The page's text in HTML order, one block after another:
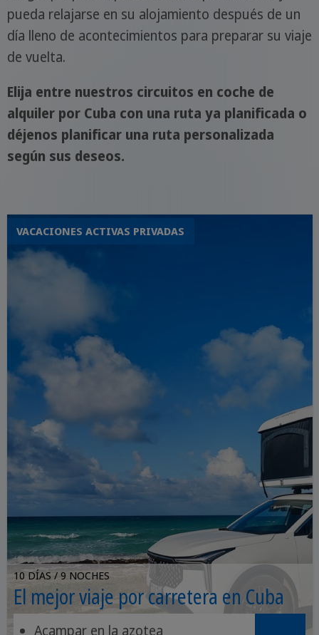
pueda relajarse en su alojamiento después de un
día lleno de acontecimientos para preparar su viaje
de vuelta.
Elija entre nuestros circuitos en coche de
alquiler por Cuba con una ruta ya planificada o
déjenos planificar una ruta personalizada
según sus deseos.
VACACIONES ACTIVAS PRIVADAS
10 DÍAS / 9 NOCHES
El mejor viaje por carretera en Cuba
Acampar en la azotea